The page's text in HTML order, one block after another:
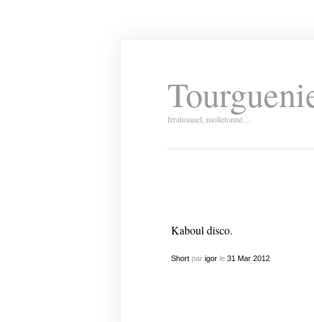
Irrationnel, molletonné…
Kaboul disco.
Shortpar igorle 31 Mar 2012